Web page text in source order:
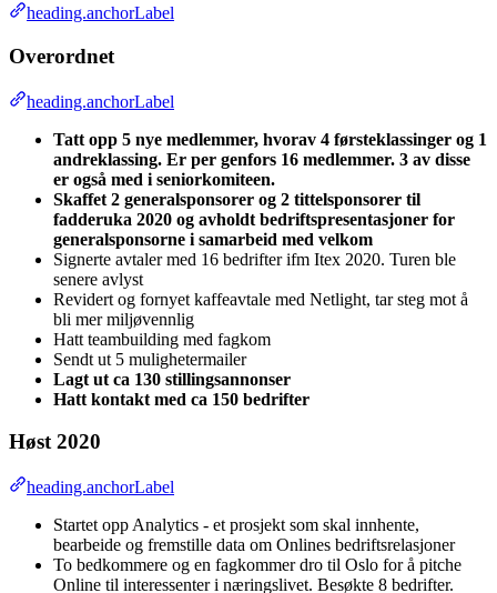
heading.anchorLabel
Overordnet
heading.anchorLabel
Tatt opp 5 nye medlemmer, hvorav 4 førsteklassinger og 1
andreklassing. Er per genfors 16 medlemmer. 3 av disse
er også med i seniorkomiteen.
Skaffet 2 generalsponsorer og 2 tittelsponsorer til
fadderuka 2020 og avholdt bedriftspresentasjoner for
generalsponsorne i samarbeid med velkom
Signerte avtaler med 16 bedrifter ifm Itex 2020. Turen ble
senere avlyst
Revidert og fornyet kaffeavtale med Netlight, tar steg mot å
bli mer miljøvennlig
Hatt teambuilding med fagkom
Sendt ut 5 mulighetermailer
Lagt ut ca 130 stillingsannonser
Hatt kontakt med ca 150 bedrifter
Høst 2020
heading.anchorLabel
Startet opp Analytics - et prosjekt som skal innhente,
bearbeide og fremstille data om Onlines bedriftsrelasjoner
To bedkommere og en fagkommer dro til Oslo for å pitche
Online til interessenter i næringslivet. Besøkte 8 bedrifter.